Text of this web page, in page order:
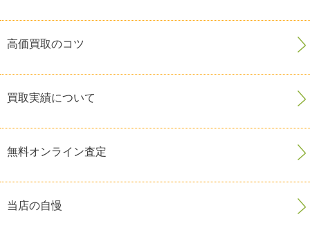
高価買取のコツ
買取実績について
無料オンライン査定
当店の自慢